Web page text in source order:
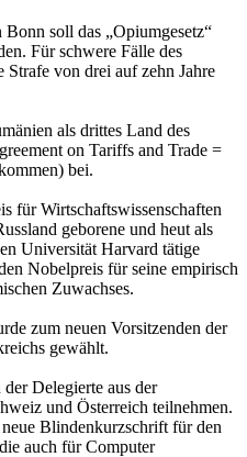
soll das „Opiumgesetz“
Für schwere Fälle des
von drei auf zehn Jahre
als drittes Land des
on Tariffs and Trade =
bei.
für Wirtschaftswissenschaften
geborene und heut als
Universität Harvard tätige
Nobelpreis für seine empirisch
Zuwachses.
zum neuen Vorsitzenden der
gewählt.
Delegierte aus der
und Österreich teilnehmen.
Blindenkurzschrift für den
auch für Computer